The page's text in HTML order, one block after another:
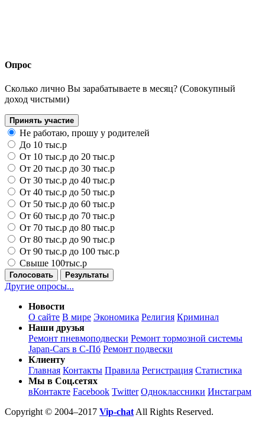
Опрос
Сколько лично Вы зарабатываете в месяц? (Совокупный
доход чистыми)
Принять участие
Не работаю, прошу у родителей
До 10 тыс.р
От 10 тыс.р до 20 тыс.р
От 20 тыс.р до 30 тыс.р
От 30 тыс.р до 40 тыс.р
От 40 тыс.р до 50 тыс.р
От 50 тыс.р до 60 тыс.р
От 60 тыс.р до 70 тыс.р
От 70 тыс.р до 80 тыс.р
От 80 тыс.р до 90 тыс.р
От 90 тыс.р до 100 тыс.р
Свыше 100тыс.р
Голосовать Результаты
Другие опросы...
Новости
О сайте В мире Экономика Религия Криминал
Наши друзья
Ремонт пневмоподвески Ремонт тормозной системы
Japan-Cars в С-Пб Ремонт подвески
Клиенту
Главная Контакты Правила Регистрация Статистика
Мы в Соц.сетях
вКонтакте Facebook Twitter Одноклассники Инстаграм
Copyright © 2004–2017 Vip-chat All Rights Reserved.